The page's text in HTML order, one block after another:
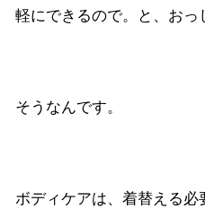
軽にできるので。と、おっ
そうなんです。
ボディケアは、着替える